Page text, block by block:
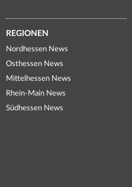
REGIONEN
Nordhessen News
Osthessen News
Mittelhessen News
Rhein-Main News
Südhessen News